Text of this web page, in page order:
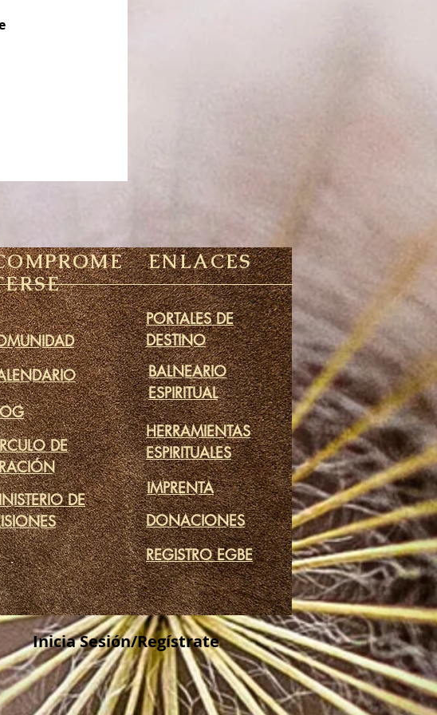
DE
DE
ENLACES
PORTALES DE
DESTINO
BALNEARIO
ESPIRITUAL
HERRAMIENTAS
ESPIRITUALES
IMPRENTA
DONACIONES
REGISTRO EGBE
Inicia Sesión/Regístrate